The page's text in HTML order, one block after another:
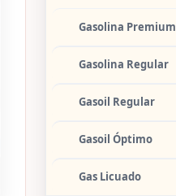
Gasolina Premium
Gasolina Regular
Gasoil Regular
Gasoil Óptimo
Gas Licuado